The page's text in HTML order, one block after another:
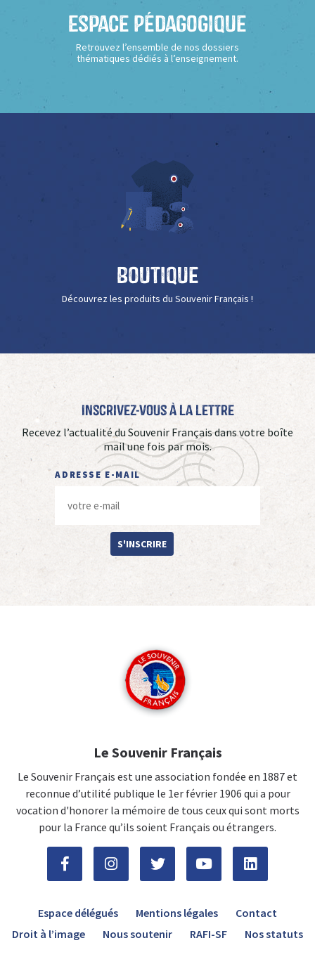
Espace Pédagogique
Retrouvez l’ensemble de nos dossiers
thématiques dédiés à l’enseignement.
Boutique
Découvrez les produits du Souvenir Français !
Inscrivez-vous à La Lettre
Recevez l’actualité du Souvenir Français dans votre boîte
mail une fois par mois.
ADRESSE E-MAIL
S'INSCRIRE
Le Souvenir Français
Le Souvenir Français est une association fondée en 1887 et
reconnue d’utilité publique le 1er février 1906 qui a pour
vocation d'honorer la mémoire de tous ceux qui sont morts
pour la France qu’ils soient Français ou étrangers.
Espace délégués Mentions légales
Contact
Droit à l’image
Nous soutenir RAFI-SF Nos statuts